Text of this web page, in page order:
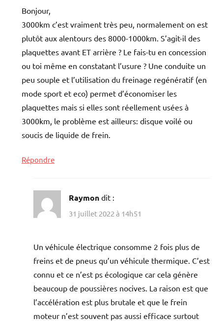
Bonjour,
3000km c’est vraiment très peu, normalement on est
plutôt aux alentours des 8000-1000km. S’agit-il des
plaquettes avant ET arrière ? Le fais-tu en concession
ou toi même en constatant l’usure ? Une conduite un
peu souple et l’utilisation du freinage regénératif (en
mode sport et eco) permet d’économiser les
plaquettes mais si elles sont réellement usées à
3000km, le problème est ailleurs: disque voilé ou
soucis de liquide de frein.
Répondre
Raymon dit :
31 juillet 2022 à 14h51
Un véhicule électrique consomme 2 fois plus de
freins et de pneus qu’un véhicule thermique. C’est
connu et ce n’est ps écologique car cela génère
beaucoup de poussières nocives. La raison est que
l’accélération est plus brutale et que le frein
moteur n’est souvent pas aussi efficace surtout